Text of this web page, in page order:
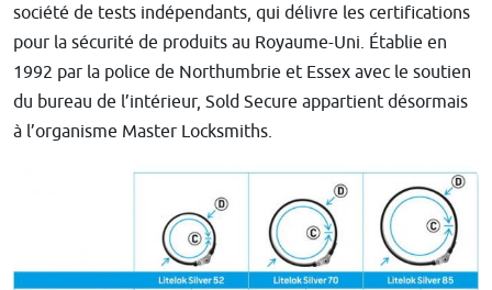
société de tests indépendants, qui délivre les certifications
pour la sécurité de produits au Royaume-Uni. Établie en
1992 par la police de Northumbrie et Essex avec le soutien
du bureau de l’intérieur, Sold Secure appartient désormais
à l’organisme Master Locksmiths.